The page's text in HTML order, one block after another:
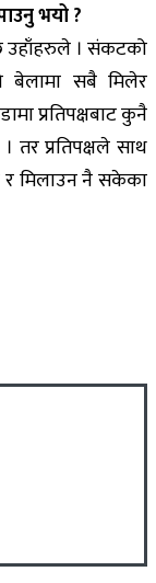
भयो ?
उहाँहरुले । संकटको
बेलामा सबै मिलेर
प्रतिपक्षबाट कुनै
प्रतिपक्षले साथ
र मिलाउन नै सकेका